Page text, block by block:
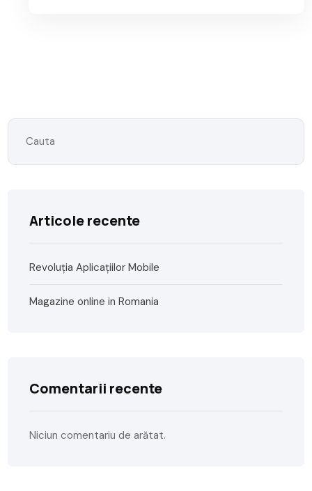
Articole recente
Revoluția Aplicațiilor Mobile
Magazine online in Romania
Comentarii recente
Niciun comentariu de arătat.